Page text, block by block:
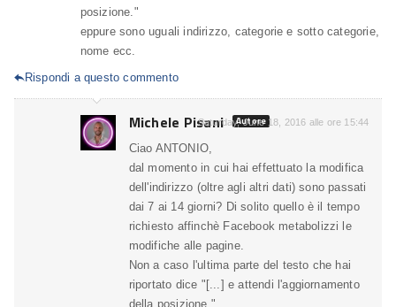
posizione."
eppure sono uguali indirizzo, categorie e sotto categorie,
nome ecc.
Rispondi a questo commento
Michele Pisani Autore
Saturday, June 18, 2016 alle ore 15:44
Ciao ANTONIO,
dal momento in cui hai effettuato la modifica
dell'indirizzo (oltre agli altri dati) sono passati
dai 7 ai 14 giorni? Di solito quello è il tempo
richiesto affinchè Facebook metabolizzi le
modifiche alle pagine.
Non a caso l'ultima parte del testo che hai
riportato dice "[...] e attendi l'aggiornamento
della posizione.".